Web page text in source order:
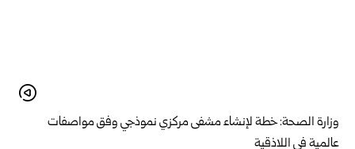
وزارة الصحة: خطة لإنشاء مشفى مركزي نموذجي وفق مواصفات
عالمية في اللاذقية